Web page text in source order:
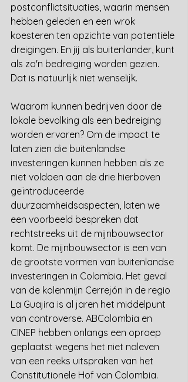
postconflictsituaties, waarin mensen
hebben geleden en een wrok
koesteren ten opzichte van potentiële
dreigingen. En jij als buitenlander, kunt
als zo'n bedreiging worden gezien.
Dat is natuurlijk niet wenselijk.
Waarom kunnen bedrijven door de
lokale bevolking als een bedreiging
worden ervaren? Om de impact te
laten zien die buitenlandse
investeringen kunnen hebben als ze
niet voldoen aan de drie hierboven
geïntroduceerde
duurzaamheidsaspecten, laten we
een voorbeeld bespreken dat
rechtstreeks uit de mijnbouwsector
komt. De mijnbouwsector is een van
de grootste vormen van buitenlandse
investeringen in Colombia. Het geval
van de kolenmijn Cerrejón in de regio
La Guajira is al jaren het middelpunt
van controverse. ABColombia en
CINEP hebben onlangs een oproep
geplaatst wegens het niet naleven
van een reeks uitspraken van het
Constitutionele Hof van Colombia.